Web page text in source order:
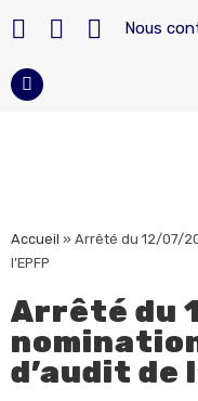
Nous
Accueil » Arrêté du 12/07/
l’EPFP
Arrêté du
d’audit de